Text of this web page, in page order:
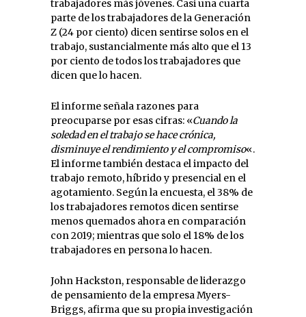
trabajadores más jóvenes. Casi una cuarta
parte de los trabajadores de la Generación
Z (24 por ciento) dicen sentirse solos en el
trabajo, sustancialmente más alto que el 13
por ciento de todos los trabajadores que
dicen que lo hacen.
El informe señala razones para
preocuparse por esas cifras: «Cuando la
soledad en el trabajo se hace crónica,
disminuye el rendimiento y el compromiso«.
El informe también destaca el impacto del
trabajo remoto, híbrido y presencial en el
agotamiento. Según la encuesta, el 38% de
los trabajadores remotos dicen sentirse
menos quemados ahora en comparación
con 2019; mientras que solo el 18% de los
trabajadores en persona lo hacen.
John Hackston, responsable de liderazgo
de pensamiento de la empresa Myers-
Briggs, afirma que su propia investigación